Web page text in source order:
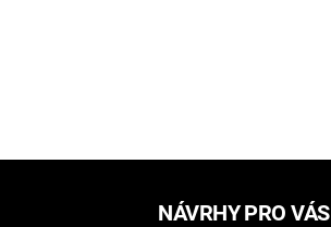
NÁVRHY PRO VÁS